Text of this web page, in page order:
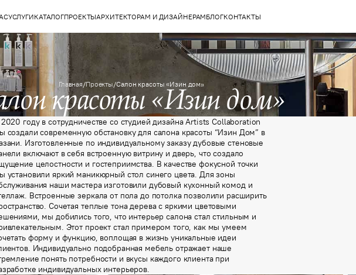
УСЛУГИКАТАЛОГПРОЕКТЫАРХИТЕКТОРАМ И ДИЗАЙНЕРАМБЛОГКОНТАКТЫ
Главная/Проекты/Салон красоты «Изин дом»
красоты «Изин дом»
году в сотрудничестве со студией дизайна Artists Collaboration
создали современную обстановку для салона красоты “Изин Дом” в
Изготовленные по индивидуальному заказу дубовые стеновые
включают в себя встроенную витрину и дверь, что создало
целостности и гостеприимства. В качестве фокусной точки
установили яркий маникюрный стол синего цвета. Для зоны
наши мастера изготовили дубовый кухонный комод и
Встроенные зеркала от пола до потолка позволили расширить
Сочетая теплые тона дерева с яркими цветовыми
мы добились того, что интерьер салона стал стильным и
Этот проект стал примером того, как мы умеем
форму и функцию, воплощая в жизнь уникальные идеи
Индивидуально подобранная мебель отражает наше
понять потребности и вкусы каждого клиента при
индивидуальных интерьеров.